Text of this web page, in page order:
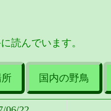
読んでいます。
国内の野鳥